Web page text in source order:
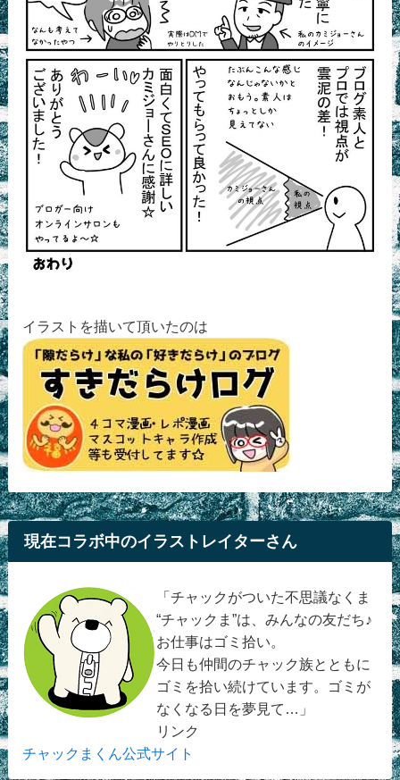
イラストを描いて頂いたのは
現在コラボ中のイラストレイターさん
「チャックがついた不思議なくま
“チャックま”は、みんなの友だち♪
お仕事はゴミ拾い。
今日も仲間のチャック族とともに
ゴミを拾い続けています。ゴミが
なくなる日を夢見て…」
リンク
チャックまくん公式サイト